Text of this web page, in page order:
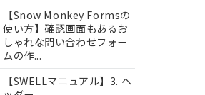
【Snow Monkey Formsの
使い方】確認画面もあるお
しゃれな問い合わせフォー
ムの作...
【SWELLマニュアル】3. ヘ